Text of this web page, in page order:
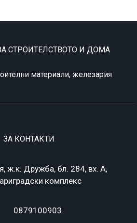
СТРОИТЕЛСТВОТО И ДОМА
материали, железария
ЗА КОНТАКТИ
ж.к. Дружба, бл. 284, вх. А,
комплекс
0879100903